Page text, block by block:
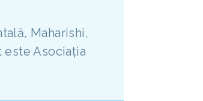
Maharishi,
Asociația